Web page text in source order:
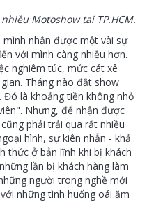
Motoshow tại TP.HCM.
mình nhận được một vài sự
với mình càng nhiều hơn.
nghiêm túc, mức cát xê
Tháng nào đắt show
là khoảng tiền không nhỏ
Nhưng, để nhận được
phải trải qua rất nhiều
hình, sự kiên nhẫn - khả
thức ở bản lĩnh khi bị khách
lần bị khách hàng làm
người trong nghề mới
những tình huống oái ăm